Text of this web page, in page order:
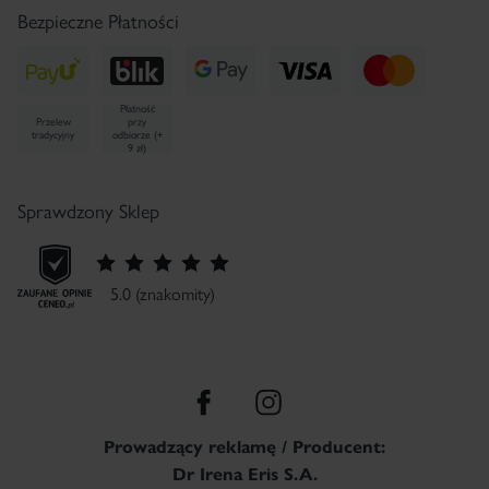
Bezpieczne Płatności
Przelew
tradycyjny
Płatność
przy
odbiorze (+
9 zł)
Sprawdzony Sklep
5.0 (znakomity)
Prowadzący reklamę / Producent:
Dr Irena Eris S.A.